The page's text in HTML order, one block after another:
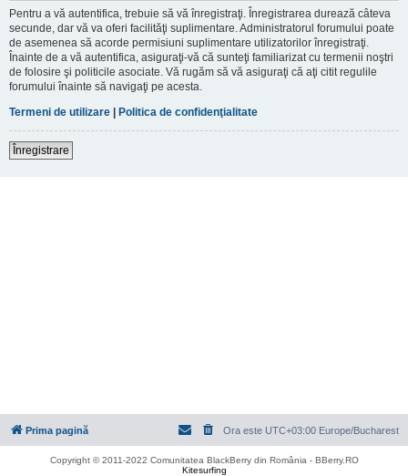
Pentru a vă autentifica, trebuie să vă înregistraţi. Înregistrarea durează câteva
secunde, dar vă va oferi facilităţi suplimentare. Administratorul forumului poate
de asemenea să acorde permisiuni suplimentare utilizatorilor înregistraţi.
Înainte de a vă autentifica, asiguraţi-vă că sunteţi familiarizat cu termenii noştri
de folosire şi politicile asociate. Vă rugăm să vă asiguraţi că aţi citit regulile
forumului înainte să navigaţi pe acesta.
Termeni de utilizare | Politica de confidenţialitate
Înregistrare
Prima pagină Ora este UTC+03:00 Europe/Bucharest
Copyright © 2011-2022 Comunitatea BlackBerry din România - BBerry.RO
Kitesurfing